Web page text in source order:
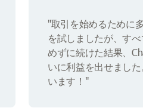
"取引を始めるために
を試しましたが、す
めずに続けた結果、
いに利益を出せまし
います！"